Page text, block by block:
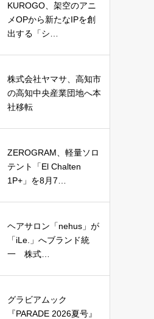
KUROGO、架空のアニ
メOPから新たなIPを創
出する「シ…
株式会社ヤマサ、高知市
の高知中央産業団地へ本
社移転
ZEROGRAM、軽量ソロ
テント「El Chalten
1P+」を8月7…
ヘアサロン「nehus」が
「iLe.」へブランド統
一 株式…
グラビアムック
『PARADE 2026夏号』